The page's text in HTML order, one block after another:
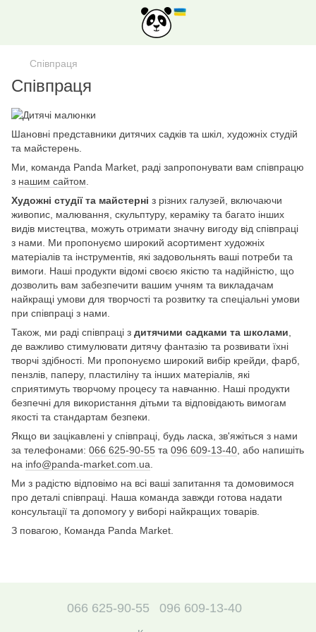
Співпраця
Співпраця
Шановні представники дитячих садків та шкіл, художніх студій
та майстерень.
Ми, команда Panda Market, раді запропонувати вам співпрацю
з нашим сайтом.
Художні студії та майстерні з різних галузей, включаючи
живопис, малювання, скульптуру, кераміку та багато інших
видів мистецтва, можуть отримати значну вигоду від співпраці
з нами. Ми пропонуємо широкий асортимент художніх
матеріалів та інструментів, які задовольнять ваші потреби та
вимоги. Наші продукти відомі своєю якістю та надійністю, що
дозволить вам забезпечити вашим учням та викладачам
найкращі умови для творчості та розвитку та спеціальні умови
при співпраці з нами.
Також, ми раді співпраці з дитячими садками та школами,
де важливо стимулювати дитячу фантазію та розвивати їхні
творчі здібності. Ми пропонуємо широкий вибір крейди, фарб,
пензлів, паперу, пластиліну та інших матеріалів, які
сприятимуть творчому процесу та навчанню. Наші продукти
безпечні для використання дітьми та відповідають вимогам
якості та стандартам безпеки.
Якщо ви зацікавлені у співпраці, будь ласка, зв'яжіться з нами
за телефонами: 066 625-90-55 та 096 609-13-40, або напишіть
на info@panda-market.com.ua.
Ми з радістю відповімо на всі ваші запитання та домовимося
про деталі співпраці. Наша команда завжди готова надати
консультації та допомогу у виборі найкращих товарів.
З повагою, Команда Panda Market.
066 625-90-55 096 609-13-40